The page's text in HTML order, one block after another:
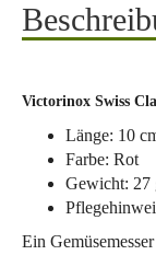
Victorinox Swiss
Länge: 10
Farbe: Rot
Gewicht: 27
Ein